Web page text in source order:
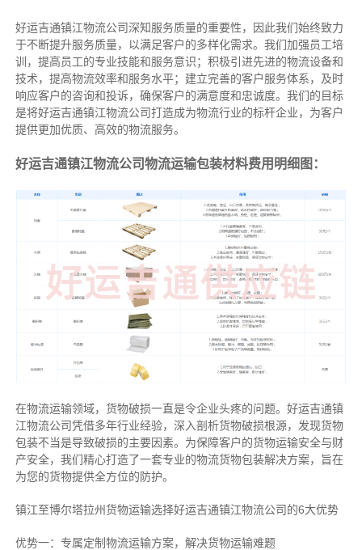
好运吉通镇江物流公司深知服务质量的重要性，因此我们始终致力
于不断提升服务质量，以满足客户的多样化需求。我们加强员工培
训，提高员工的专业技能和服务意识；积极引进先进的物流设备和
技术，提高物流效率和服务水平；建立完善的客户服务体系，及时
响应客户的咨询和投诉，确保客户的满意度和忠诚度。我们的目标
是将好运吉通镇江物流公司打造成为物流行业的标杆企业，为客户
提供更加优质、高效的物流服务。
好运吉通镇江物流公司物流运输包装材料费用明细图：
在物流运输领域，货物破损一直是令企业头疼的问题。好运吉通镇
江物流公司凭借多年行业经验，深入剖析货物破损根源，发现货物
包装不当是导致破损的主要因素。为保障客户的货物运输安全与财
产安全，我们精心打造了一套专业的物流货物包装解决方案，旨在
为您的货物提供全方位的防护。
镇江至博尔塔拉州货物运输选择好运吉通镇江物流公司的6大优势
优势一：专属定制物流运输方案，解决货物运输难题